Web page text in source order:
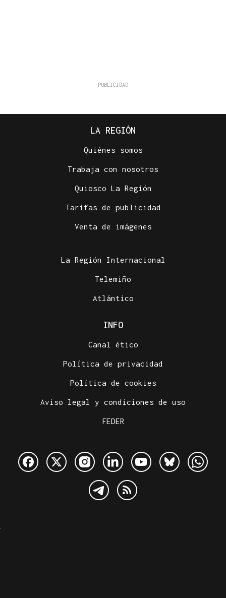
LA REGIÓN
Quiénes somos
Trabaja con nosotros
Quiosco La Región
Tarifas de publicidad
Venta de imágenes
La Región Internacional
Telemiño
Atlántico
INFO
Canal ético
Política de privacidad
Política de cookies
Aviso legal y condiciones de uso
FEDER